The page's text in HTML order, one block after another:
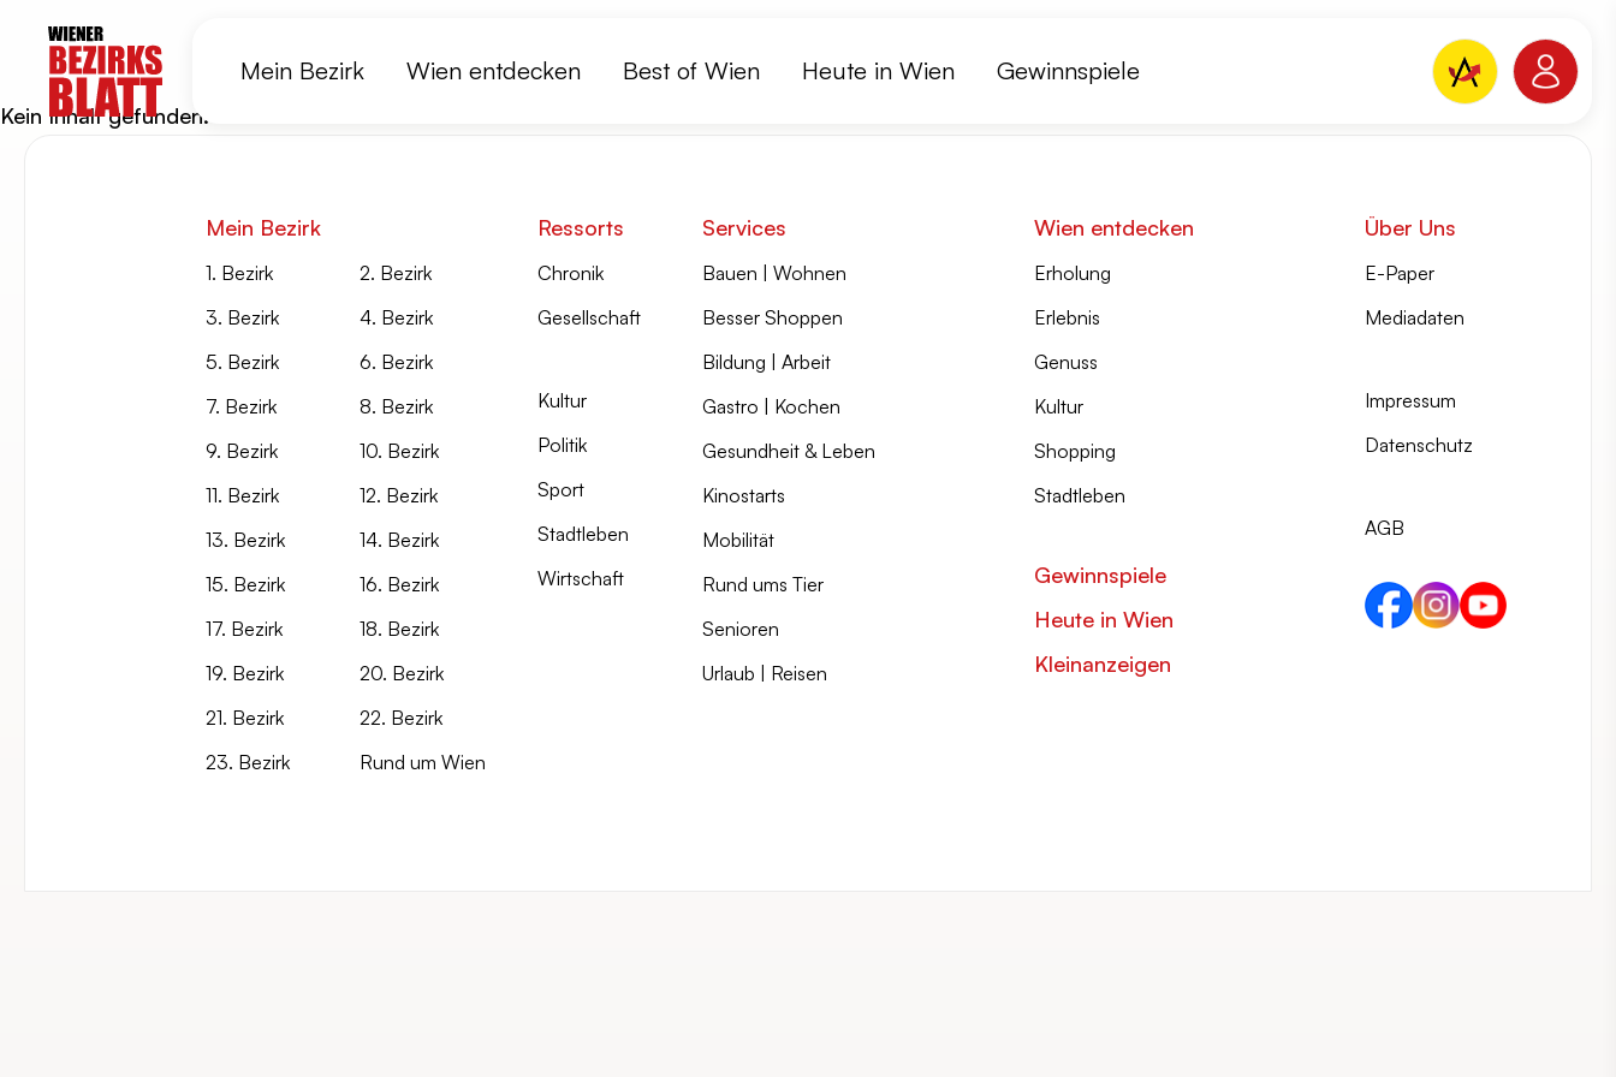
Mein Bezirk Wien entdecken Best of Wien Heute in Wien Gewinnspiele
Kein Inhalt gefunden.
Mein Bezirk
1. Bezirk
2. Bezirk
3. Bezirk
4. Bezirk
5. Bezirk
6. Bezirk
7. Bezirk
8. Bezirk
9. Bezirk
10. Bezirk
11. Bezirk
12. Bezirk
13. Bezirk
14. Bezirk
15. Bezirk
16. Bezirk
17. Bezirk
18. Bezirk
19. Bezirk
20. Bezirk
21. Bezirk
22. Bezirk
23. Bezirk
Rund um Wien
Ressorts
Chronik
Gesellschaft
Kultur
Politik
Sport
Stadtleben
Wirtschaft
Services
Bauen | Wohnen
Besser Shoppen
Bildung | Arbeit
Gastro | Kochen
Gesundheit & Leben
Kinostarts
Mobilität
Rund ums Tier
Senioren
Urlaub | Reisen
Wien entdecken
Erholung
Erlebnis
Genuss
Kultur
Shopping
Stadtleben
Gewinnspiele
Heute in Wien
Kleinanzeigen
Über Uns
E-Paper
Mediadaten
Impressum
Datenschutz
AGB